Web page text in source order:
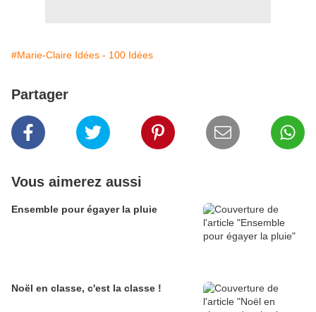
#Marie-Claire Idées - 100 Idées
Partager
Vous aimerez aussi
Ensemble pour égayer la pluie
Noël en classe, c'est la classe !